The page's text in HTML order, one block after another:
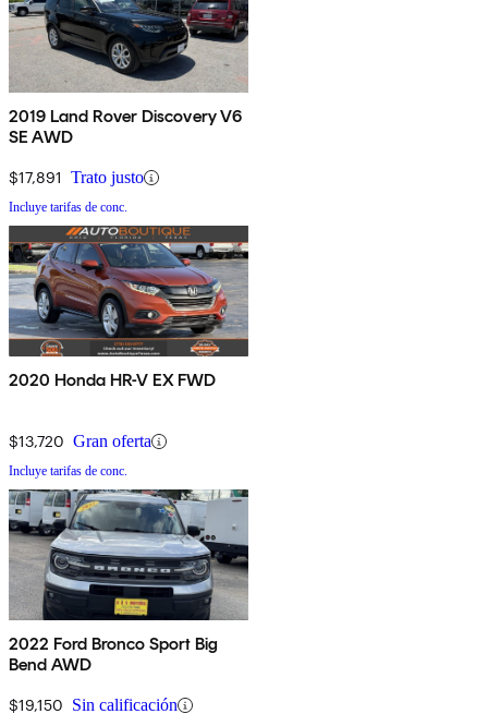
2019 Land Rover Discovery V6
SE AWD
$17,891 Trato justo
Incluye tarifas de conc.
2020 Honda HR-V EX FWD
$13,720 Gran oferta
Incluye tarifas de conc.
2022 Ford Bronco Sport Big
Bend AWD
$19,150 Sin calificación